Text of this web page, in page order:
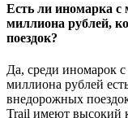
Есть ли иномарка с
миллиона рублей,
поездок?
Да, среди иномарок
миллиона рублей
внедорожных
Trail имеют высокий